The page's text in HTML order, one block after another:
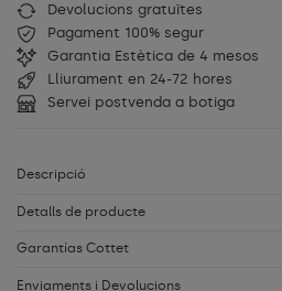
Devolucions gratuïtes
Pagament 100% segur
Garantia Estètica de 4 mesos
Lliurament en 24-72 hores
Servei postvenda a botiga
Descripció
Detalls de producte
Garantías Cottet
Enviaments i Devolucions